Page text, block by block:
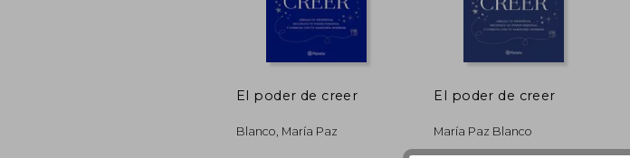
El poder de creer
Blanco, María Paz
El poder de creer
María Paz Blanco